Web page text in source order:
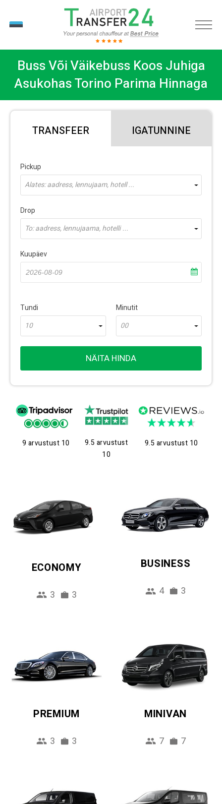
Buss Või Väikebuss Koos Juhiga
Asukohas Torino Parima Hinnaga
TRANSFEER IGATUNNINE
Pickup
Alates: aadress, lennujaam, hotell ...
Drop
To: aadress, lennujaama, hotelli ...
Kuupäev
Tundi
10
Minutit
00
NÄITA HINDA
9 arvustust 10
9.5 arvustust
10
9.5 arvustust 10
ECONOMY
3 3
BUSINESS
4 3
PREMIUM
3 3
MINIVAN
7 7